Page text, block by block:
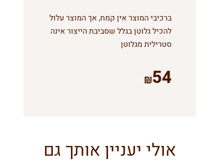
ברכיבי המוצר אין קמח, אך המוצר עלול
להכיל גלוטן בגלל שסביבת הייצור אינה
סטרילית מגלוטן
54
אולי יעניין אותך גם